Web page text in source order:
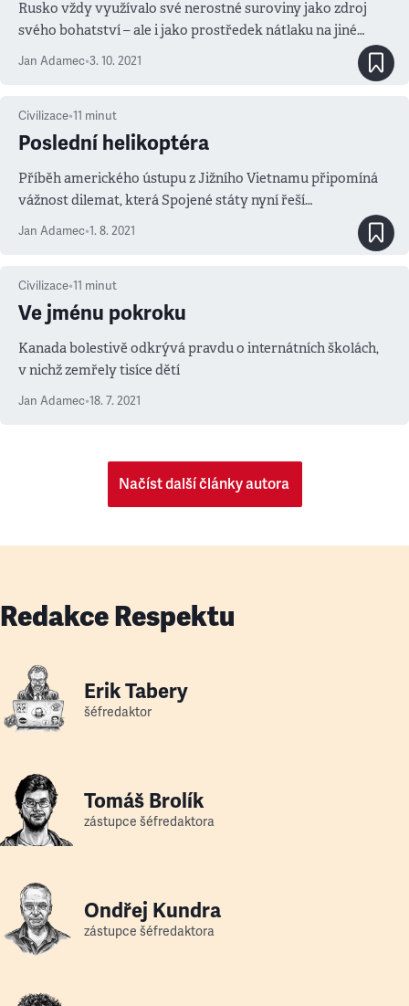
Rusko vždy využívalo své nerostné suroviny jako zdroj
svého bohatství – ale i jako prostředek nátlaku na jiné
státy. Jak hledět historickou optikou na rodící se plynovou
Jan Adamec•3. 10. 2021
Civilizace•11 minut
Poslední helikoptéra
Příběh amerického ústupu z Jižního Vietnamu připomíná
vážnost dilemat, která Spojené státy nyní řeší
v Afghánistánu
Jan Adamec•1. 8. 2021
Civilizace•11 minut
Ve jménu pokroku
Kanada bolestivě odkrývá pravdu o internátních školách,
v nichž zemřely tisíce dětí
Jan Adamec•18. 7. 2021
Načíst další články autora
Redakce Respektu
Erik Tabery
šéfredaktor
Tomáš Brolík
zástupce šéfredaktora
Ondřej Kundra
zástupce šéfredaktora